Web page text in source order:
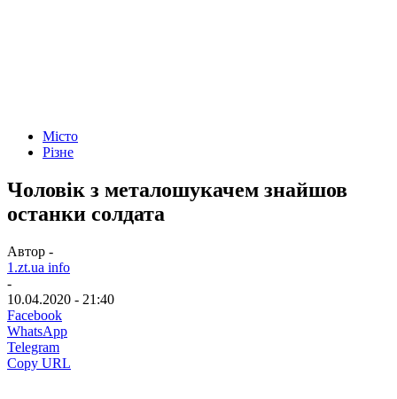
Місто
Різне
Чоловік з металошукачем знайшов
останки солдата
Автор -
1.zt.ua info
-
10.04.2020 - 21:40
Facebook
WhatsApp
Telegram
Copy URL